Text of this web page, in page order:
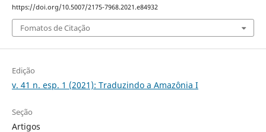
https://doi.org/10.5007/2175-7968.2021.e84932
Fomatos de Citação
Edição
v. 41 n. esp. 1 (2021): Traduzindo a Amazônia I
Seção
Artigos